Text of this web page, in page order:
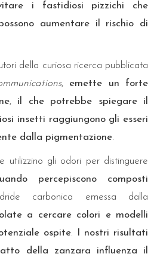
i fastidiosi pizzichi che
aumentare il rischio di
della curiosa ricerca pubblicata
, emette un forte
, il che potrebbe spiegare il
insetti raggiungono gli esseri
dalla pigmentazione.
utilizzino gli odori per distinguere
percepiscono composti
carbonica emessa dalla
a cercare colori e modelli
ospite.
I nostri risultati
della zanzara influenza il